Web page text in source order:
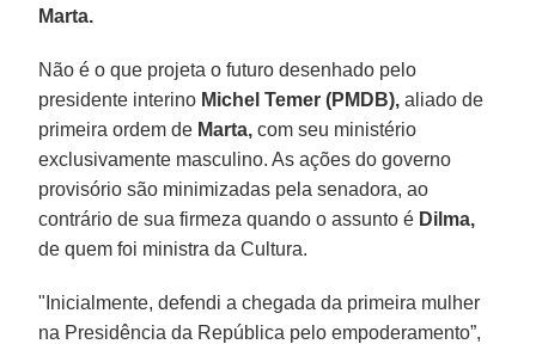
Marta.
Não é o que projeta o futuro desenhado pelo
presidente interino Michel Temer (PMDB), aliado de
primeira ordem de Marta, com seu ministério
exclusivamente masculino. As ações do governo
provisório são minimizadas pela senadora, ao
contrário de sua firmeza quando o assunto é Dilma,
de quem foi ministra da Cultura.
"Inicialmente, defendi a chegada da primeira mulher
na Presidência da República pelo empoderamento”,